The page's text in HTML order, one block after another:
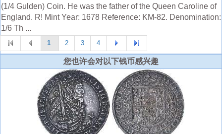
(1/4 Gulden) Coin. He was the father of the Queen Caroline of
England. R! Mint Year: 1678 Reference: KM-82. Denomination:
1/6 Th ...
1 2 3 4
您也许会对以下钱币感兴趣